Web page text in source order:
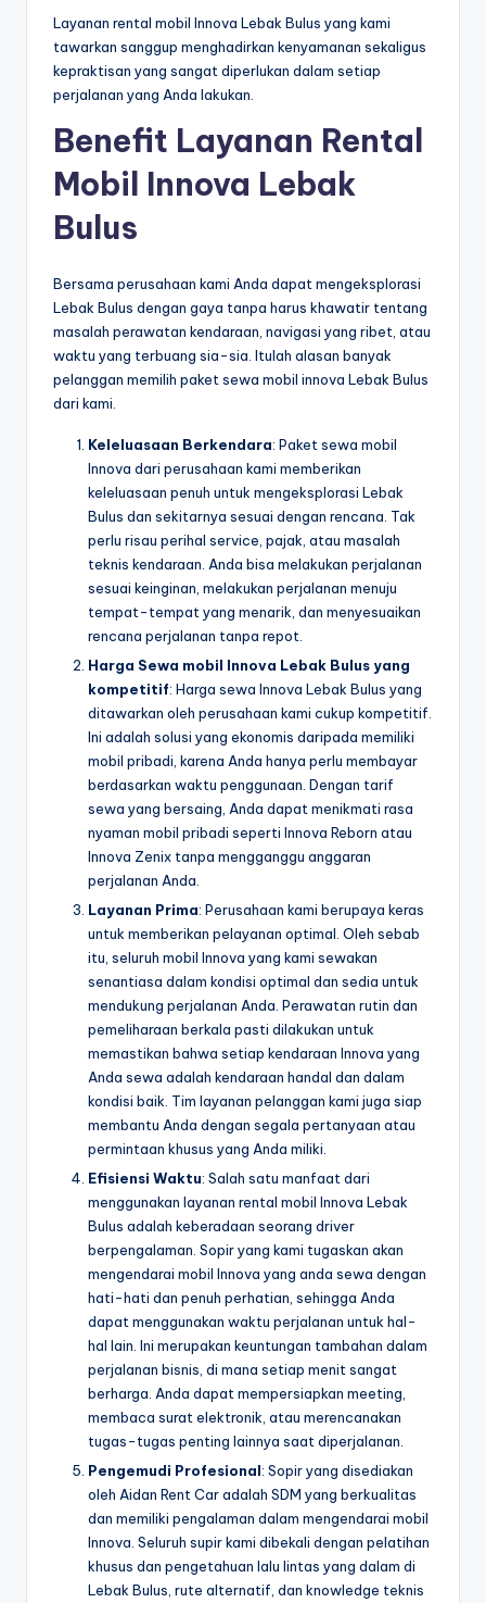
Layanan rental mobil Innova Lebak Bulus yang kami
tawarkan sanggup menghadirkan kenyamanan sekaligus
kepraktisan yang sangat diperlukan dalam setiap
perjalanan yang Anda lakukan.
Benefit Layanan Rental
Mobil Innova Lebak
Bulus
Bersama perusahaan kami Anda dapat mengeksplorasi
Lebak Bulus dengan gaya tanpa harus khawatir tentang
masalah perawatan kendaraan, navigasi yang ribet, atau
waktu yang terbuang sia-sia. Itulah alasan banyak
pelanggan memilih paket sewa mobil innova Lebak Bulus
dari kami.
Keleluasaan Berkendara: Paket sewa mobil
Innova dari perusahaan kami memberikan
keleluasaan penuh untuk mengeksplorasi Lebak
Bulus dan sekitarnya sesuai dengan rencana. Tak
perlu risau perihal service, pajak, atau masalah
teknis kendaraan. Anda bisa melakukan perjalanan
sesuai keinginan, melakukan perjalanan menuju
tempat-tempat yang menarik, dan menyesuaikan
rencana perjalanan tanpa repot.
Harga Sewa mobil Innova Lebak Bulus yang
kompetitif: Harga sewa Innova Lebak Bulus yang
ditawarkan oleh perusahaan kami cukup kompetitif.
Ini adalah solusi yang ekonomis daripada memiliki
mobil pribadi, karena Anda hanya perlu membayar
berdasarkan waktu penggunaan. Dengan tarif
sewa yang bersaing, Anda dapat menikmati rasa
nyaman mobil pribadi seperti Innova Reborn atau
Innova Zenix tanpa mengganggu anggaran
perjalanan Anda.
Layanan Prima: Perusahaan kami berupaya keras
untuk memberikan pelayanan optimal. Oleh sebab
itu, seluruh mobil Innova yang kami sewakan
senantiasa dalam kondisi optimal dan sedia untuk
mendukung perjalanan Anda. Perawatan rutin dan
pemeliharaan berkala pasti dilakukan untuk
memastikan bahwa setiap kendaraan Innova yang
Anda sewa adalah kendaraan handal dan dalam
kondisi baik. Tim layanan pelanggan kami juga siap
membantu Anda dengan segala pertanyaan atau
permintaan khusus yang Anda miliki.
Efisiensi Waktu: Salah satu manfaat dari
menggunakan layanan rental mobil Innova Lebak
Bulus adalah keberadaan seorang driver
berpengalaman. Sopir yang kami tugaskan akan
mengendarai mobil Innova yang anda sewa dengan
hati-hati dan penuh perhatian, sehingga Anda
dapat menggunakan waktu perjalanan untuk hal-
hal lain. Ini merupakan keuntungan tambahan dalam
perjalanan bisnis, di mana setiap menit sangat
berharga. Anda dapat mempersiapkan meeting,
membaca surat elektronik, atau merencanakan
tugas-tugas penting lainnya saat diperjalanan.
Pengemudi Profesional: Sopir yang disediakan
oleh Aidan Rent Car adalah SDM yang berkualitas
dan memiliki pengalaman dalam mengendarai mobil
Innova. Seluruh supir kami dibekali dengan pelatihan
khusus dan pengetahuan lalu lintas yang dalam di
Lebak Bulus, rute alternatif, dan knowledge teknis